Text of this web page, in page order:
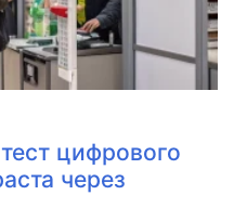
цифрового
через